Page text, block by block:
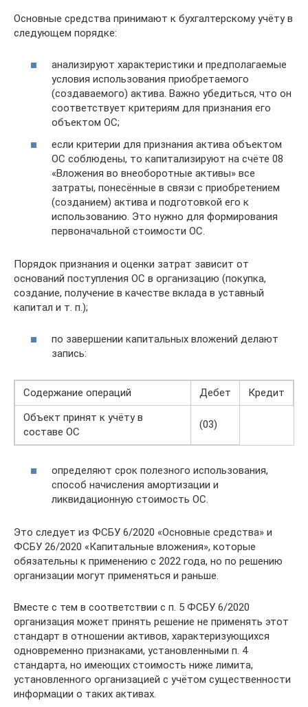
Основные средства принимают к бухгалтерскому учёту в
следующем порядке:
анализируют характеристики и предполагаемые
условия использования приобретаемого
(создаваемого) актива. Важно убедиться, что он
соответствует критериям для признания его
объектом ОС;
если критерии для признания актива объектом
ОС соблюдены, то капитализируют на счёте 08
«Вложения во внеоборотные активы» все
затраты, понесённые в связи с приобретением
(созданием) актива и подготовкой его к
использованию. Это нужно для формирования
первоначальной стоимости ОС.
Порядок признания и оценки затрат зависит от
оснований поступления ОС в организацию (покупка,
создание, получение в качестве вклада в уставный
капитал и т. п.);
по завершении капитальных вложений делают
запись:
Содержание операций Дебет
Кредит
Объект принят к учёту в
составе ОС
(03)
определяют срок полезного использования,
способ начисления амортизации и
ликвидационную стоимость ОС.
Это следует из ФСБУ 6/2020 «Основные средства» и
ФСБУ 26/2020 «Капитальные вложения», которые
обязательны к применению с 2022 года, но по решению
организации могут применяться и раньше.
Вместе с тем в соответствии с п. 5 ФСБУ 6/2020
организация может принять решение не применять этот
стандарт в отношении активов, характеризующихся
одновременно признаками, установленными п. 4
стандарта, но имеющих стоимость ниже лимита,
установленного организацией с учётом существенности
информации о таких активах.